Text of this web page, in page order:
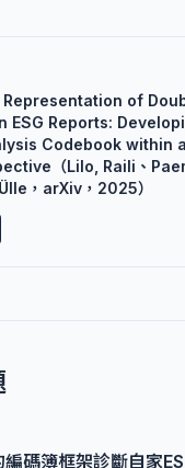
of
ESG Reports:
Codebook within
（Lilo, Raili、
，arXiv，2025）
碼簿框架診斷自家